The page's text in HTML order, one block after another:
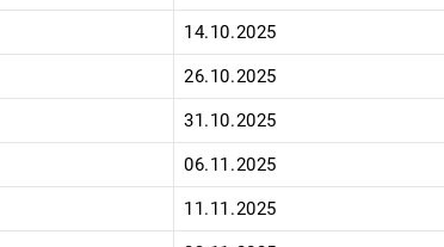
14.10.2025
26.10.2025
31.10.2025
06.11.2025
11.11.2025